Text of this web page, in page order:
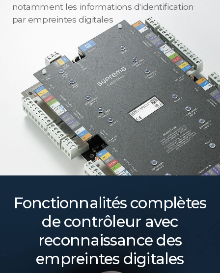
notamment les informations d'identification
par empreintes digitales
Fonctionnalités complètes
de contrôleur avec
reconnaissance des
empreintes digitales